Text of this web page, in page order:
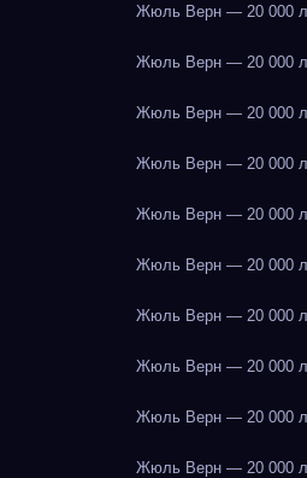
Жюль Верн — 20 000
Жюль Верн — 20 000
Жюль Верн — 20 000
Жюль Верн — 20 000
Жюль Верн — 20 000
Жюль Верн — 20 000
Жюль Верн — 20 000
Жюль Верн — 20 000
Жюль Верн — 20 000
Жюль Верн — 20 000